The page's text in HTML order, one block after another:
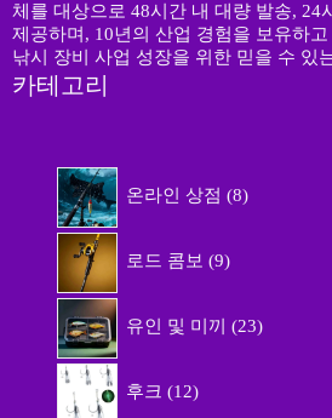
체를 대상으로 48시간 내 대량 발송, 24
제공하며, 10년의 산업 경험을 보유하
낚시 장비 사업 성장을 위한 믿을 수 있
카테고리
온라인 상점 8개
로드 콤보 9개
품
유인 및 미끼 233
후크 122